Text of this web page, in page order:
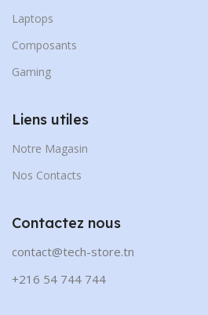
Laptops
Composants
Gaming
Liens utiles
Notre Magasin
Nos Contacts
Contactez nous
contact@tech-store.tn
+216 54 744 744